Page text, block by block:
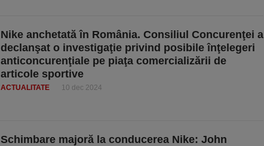
Nike anchetată în România. Consiliul Concurenţei a
declanşat o investigaţie privind posibile înţelegeri
anticoncurenţiale pe piaţa comercializării de
articole sportive
ACTUALITATE 10 dec 2024
Schimbare majoră la conducerea Nike: John